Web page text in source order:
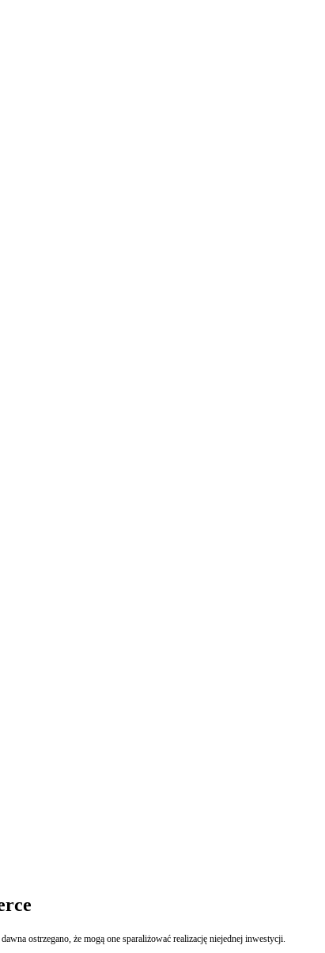
ostrzegano, że mogą one sparaliżować realizację niejednej inwestycji.